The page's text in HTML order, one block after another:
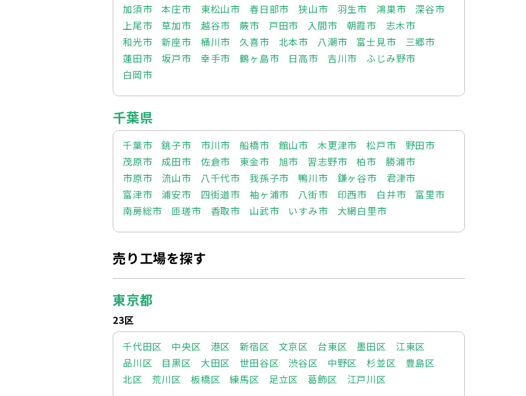
加須市
本庄市 東松山市 春日部市 狭山市 羽生市 鴻巣市
深谷市
上尾市
草加市 越谷市 蕨市 戸田市 入間市 朝霞市
志木市
和光市
新座市 桶川市 久喜市 北本市 八潮市 富士見市
三郷市
蓮田市
坂戸市 幸手市 鶴ヶ島市 日高市 吉川市
ふじみ野市
白岡市
千葉県
千葉市 銚子市 市川市 船橋市 館山市 木更津市 松戸市
野田市
茂原市
成田市 佐倉市 東金市 旭市 習志野市 柏市
勝浦市
市原市
流山市 八千代市 我孫子市 鴨川市 鎌ヶ谷市
君津市
富津市
浦安市 四街道市 袖ヶ浦市 八街市 印西市 白井市
富里市
南房総市
匝瑳市 香取市 山武市 いすみ市 大網白里市
売り工場を探す
東京都
23区
千代田区
中央区 港区 新宿区 文京区 台東区 墨田区
江東区
品川区
目黒区 大田区 世田谷区 渋谷区 中野区 杉並区
豊島区
北区
荒川区 板橋区 練馬区 足立区 葛飾区 江戸川区